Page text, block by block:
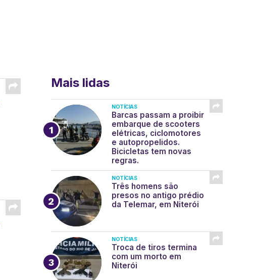
Mais lidas
NOTÍCIAS
Barcas passam a proibir
embarque de scooters
elétricas, ciclomotores
e autopropelidos.
Bicicletas tem novas
regras.
NOTÍCIAS
Três homens são
presos no antigo prédio
da Telemar, em Niterói
NOTÍCIAS
Troca de tiros termina
com um morto em
Niterói